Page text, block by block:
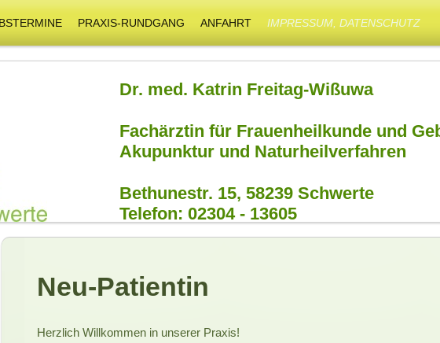
PRAXIS-RUNDGANG ANFAHRT IMPRESSUM, DATENSCHUTZ
Dr. med. Katrin Freitag-Wißuwa
Fachärztin für Frauenheilkunde und
Akupunktur und Naturheilverfahren
Bethunestr. 15, 58239 Schwerte
Telefon: 02304 - 13605
Neu-Patientin
Herzlich Willkommen in unserer Praxis!